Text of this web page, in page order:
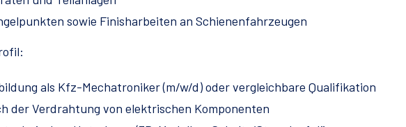
sowie Finisharbeiten an Schienenfahrzeugen
als Kfz-Mechatroniker (m/w/d) oder vergleichbare Qualifikation
der Verdrahtung von elektrischen Komponenten